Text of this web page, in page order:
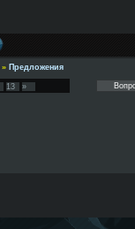
» Предложения
13 »